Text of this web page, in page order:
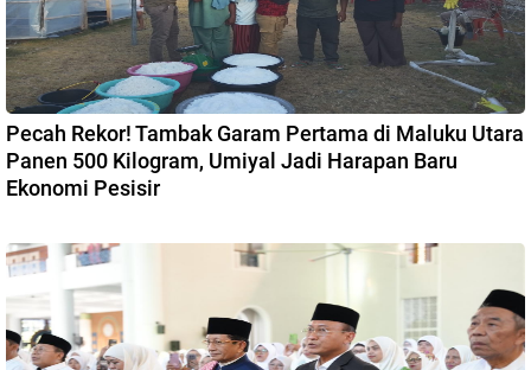
Pecah Rekor! Tambak Garam Pertama di Maluku Utara
Panen 500 Kilogram, Umiyal Jadi Harapan Baru
Ekonomi Pesisir